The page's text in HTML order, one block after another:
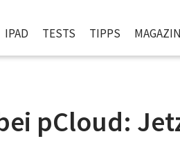
IPAD TESTS TIPPS
pCloud: